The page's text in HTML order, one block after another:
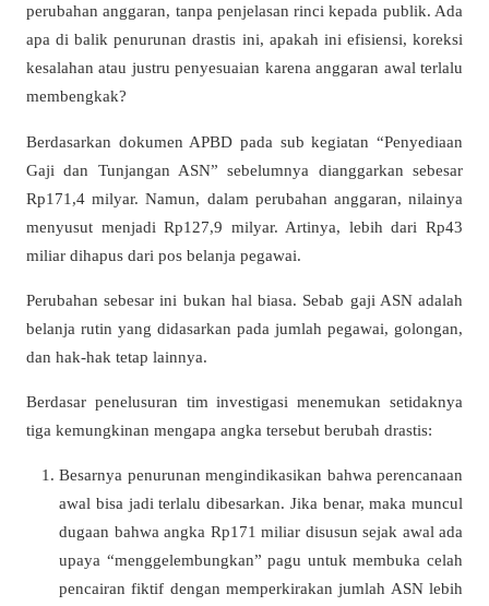
perubahan anggaran, tanpa penjelasan rinci kepada publik. Ada
apa di balik penurunan drastis ini, apakah ini efisiensi, koreksi
kesalahan atau justru penyesuaian karena anggaran awal terlalu
membengkak?
Berdasarkan dokumen APBD pada sub kegiatan “Penyediaan
Gaji dan Tunjangan ASN” sebelumnya dianggarkan sebesar
Rp171,4 milyar. Namun, dalam perubahan anggaran, nilainya
menyusut menjadi Rp127,9 milyar. Artinya, lebih dari Rp43
miliar dihapus dari pos belanja pegawai.
Perubahan sebesar ini bukan hal biasa. Sebab gaji ASN adalah
belanja rutin yang didasarkan pada jumlah pegawai, golongan,
dan hak-hak tetap lainnya.
Berdasar penelusuran tim investigasi menemukan setidaknya
tiga kemungkinan mengapa angka tersebut berubah drastis:
Besarnya penurunan mengindikasikan bahwa perencanaan
awal bisa jadi terlalu dibesarkan. Jika benar, maka muncul
dugaan bahwa angka Rp171 miliar disusun sejak awal ada
upaya “menggelembungkan” pagu untuk membuka celah
pencairan fiktif dengan memperkirakan jumlah ASN lebih